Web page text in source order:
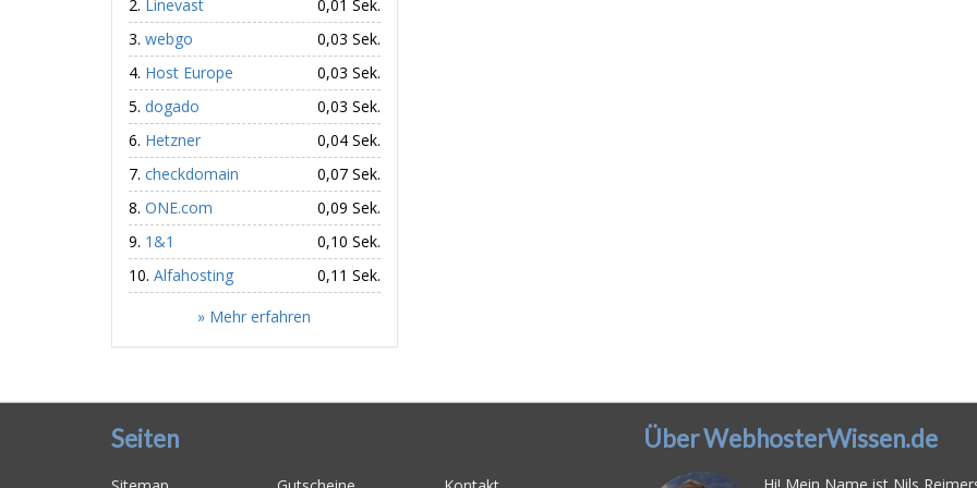
Linevast
0,01 Sek.
webgo
0,03 Sek.
Host Europe
0,03 Sek.
dogado
0,03 Sek.
Hetzner
0,04 Sek.
checkdomain
0,07 Sek.
ONE.com
0,09 Sek.
1&1
0,10 Sek.
Alfahosting
0,11 Sek.
» Mehr erfahren
Seiten Über WebhosterWissen.de